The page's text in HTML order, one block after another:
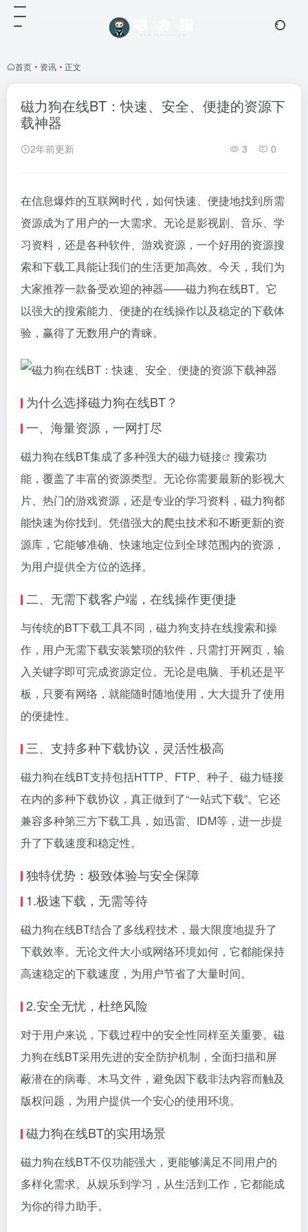
首页 • 资讯 • 正文
磁力狗在线BT：快速、安全、便捷的资源下
载神器
2年前更新 3 0
在信息爆炸的互联网时代，如何快速、便捷地找到所需
资源成为了用户的一大需求。无论是影视剧、音乐、学
习资料，还是各种软件、游戏资源，一个好用的资源搜
索和下载工具能让我们的生活更加高效。今天，我们为
大家推荐一款备受欢迎的神器——磁力狗在线BT。它
以强大的搜索能力、便捷的在线操作以及稳定的下载体
验，赢得了无数用户的青睐。
为什么选择磁力狗在线BT？
一、海量资源，一网打尽
磁力狗在线BT集成了多种强大的磁力链接
搜索功
能，覆盖了丰富的资源类型。无论你需要最新的影视大
片、热门的游戏资源，还是专业的学习资料，磁力狗都
能快速为你找到。凭借强大的爬虫技术和不断更新的资
源库，它能够准确、快速地定位到全球范围内的资源，
为用户提供全方位的选择。
二、无需下载客户端，在线操作更便捷
与传统的BT下载工具不同，磁力狗支持在线搜索和操
作，用户无需下载安装繁琐的软件，只需打开网页，输
入关键字即可完成资源定位。无论是电脑、手机还是平
板，只要有网络，就能随时随地使用，大大提升了使用
的便捷性。
三、支持多种下载协议，灵活性极高
磁力狗在线BT支持包括HTTP、FTP、种子、 磁力链接
在内的多种下载协议，真正做到了“一站式下载”。它还
兼容多种第三方下载工具，如迅雷、IDM等，进一步提
升了下载速度和稳定性。
独特优势：极致体验与安全保障
1.极速下载，无需等待
磁力狗在线BT结合了多线程技术，最大限度地提升了
下载效率。无论文件大小或网络环境如何，它都能保持
高速稳定的下载速度，为用户节省了大量时间。
2.安全无忧，杜绝风险
对于用户来说，下载过程中的安全性同样至关重要。磁
力狗在线BT采用先进的安全防护机制，全面扫描和屏
蔽潜在的病毒、木马文件，避免因下载非法内容而触及
版权问题，为用户提供一个安心的使用环境。
磁力狗在线BT的实用场景
磁力狗在线BT不仅功能强大，更能够满足不同用户的
多样化需求。从娱乐到学习，从生活到工作，它都能成
为你的得力助手。